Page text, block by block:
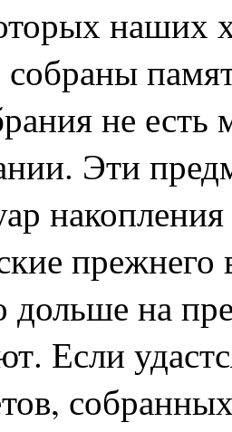
наших
не
Эти
прежнего
дольше на
Если